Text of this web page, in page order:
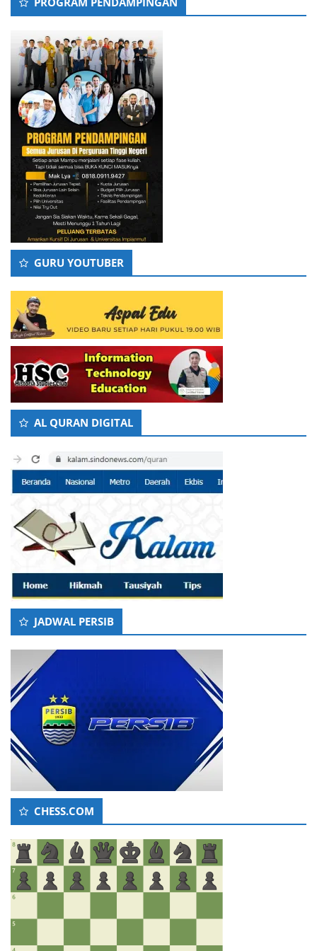
GURU YOUTUBER
AL QURAN DIGITAL
JADWAL PERSIB
CHESS.COM